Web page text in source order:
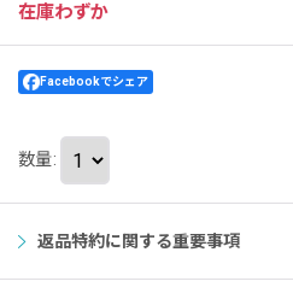
在庫わずか
Facebookでシェア
数量:
返品特約に関する重要事項